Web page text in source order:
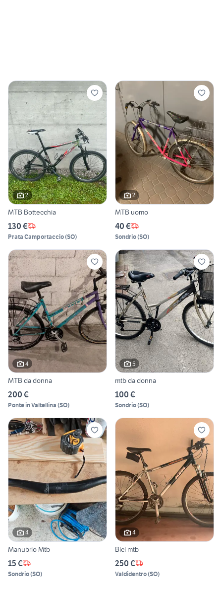
2
MTB Bottecchia
130 €
Prata Camportaccio(SO)
2
MTB uomo
40 €
Sondrio(SO)
4
MTB da donna
200 €
Ponte in Valtellina (SO)
5
mtb da donna
100 €
Sondrio(SO)
4
Manubrio Mtb
15 €
Sondrio(SO)
4
Bici mtb
250 €
Valdidentro(SO)